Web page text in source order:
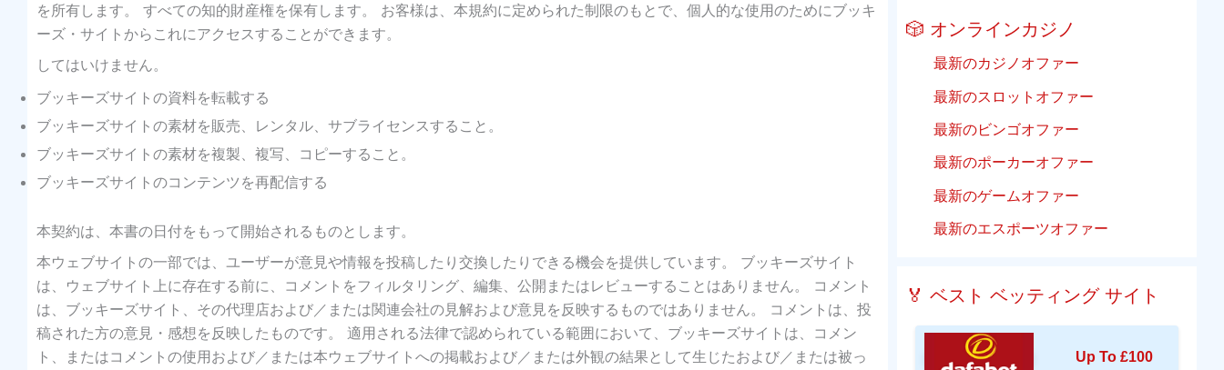
を所有します。 すべての知的財産権を保有します。 お客様は、本規約に定められた制限のもとで、個人的な使用のためにブッキ
ーズ・サイトからこれにアクセスすることができます。
してはいけません。
ブッキーズサイトの資料を転載する
ブッキーズサイトの素材を販売、レンタル、サブライセンスすること。
ブッキーズサイトの素材を複製、複写、コピーすること。
ブッキーズサイトのコンテンツを再配信する
本契約は、本書の日付をもって開始されるものとします。
本ウェブサイトの一部では、ユーザーが意見や情報を投稿したり交換したりできる機会を提供しています。 ブッキーズサイト
は、ウェブサイト上に存在する前に、コメントをフィルタリング、編集、公開またはレビューすることはありません。 コメント
は、ブッキーズサイト、その代理店および／または関連会社の見解および意見を反映するものではありません。 コメントは、投
稿された方の意見・感想を反映したものです。 適用される法律で認められている範囲において、ブッキーズサイトは、コメン
ト、またはコメントの使用および／または本ウェブサイトへの掲載および／または外観の結果として生じたおよび／または被っ
🎲 オンラインカジノ
最新のカジノオファー
最新のスロットオファー
最新のビンゴオファー
最新のポーカーオファー
最新のゲームオファー
最新のエスポーツオファー
🏅 ベスト ベッティング サイト
Up To £100